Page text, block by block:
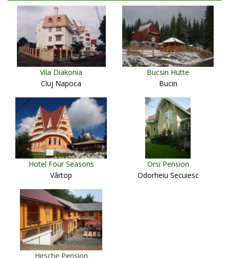
Vila Diakonia
Cluj Napoca
Bucsin Hütte
Bucin
Hotel Four Seasons
Vârtop
Orsi Pension
Odorheiu Secuiesc
Hirsche Pension